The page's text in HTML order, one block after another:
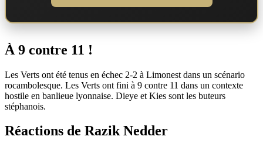
À 9 contre 11 !
Les Verts ont été tenus en échec 2-2 à Limonest dans un scénario
rocambolesque. Les Verts ont fini à 9 contre 11 dans un contexte
hostile en banlieue lyonnaise. Dieye et Kies sont les buteurs
stéphanois.
Réactions de Razik Nedder